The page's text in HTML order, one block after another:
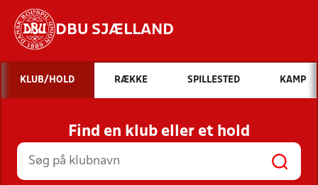
DBU SJÆLLAND
Hvad vil du søge efter?
INDHOLD OG NYHEDER
STILLINGER, RESULTATER, KLUBBER OG
HOLD
KLUB/HOLD RÆKKE SPILLESTED KAMP
Find en klub eller et hold